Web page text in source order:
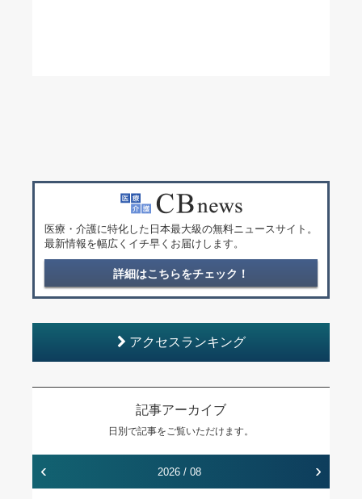
医療・介護に特化した日本最大級の無料ニュースサイト。
最新情報を幅広くイチ早くお届けします。
詳細はこちらをチェック！
アクセスランキング
記事アーカイブ
日別で記事をご覧いただけます。
‹ 2026 / 08 ›